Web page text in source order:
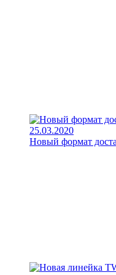
25.03.2020
Новый формат